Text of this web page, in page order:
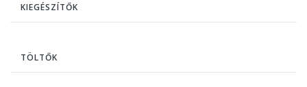
KIEGÉSZÍTŐK
TÖLTŐK